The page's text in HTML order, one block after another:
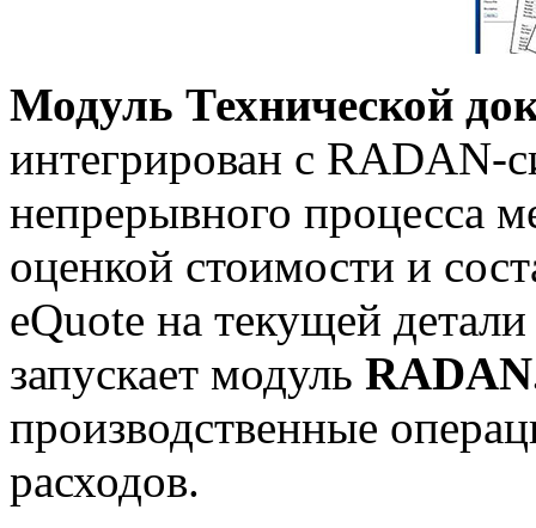
Модуль Технической
интегрирован с RADAN-
непрерывного процесса
оценкой стоимости и
eQuote на текущей
запускает модуль
производственные
расходов.